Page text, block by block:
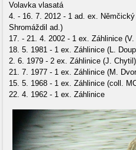
Volavka vlasatá
4. - 16. 7. 2012 - 1 ad. ex.
Shromáždil ad.)
17. - 21. 4. 2002 - 1 ex. Záhlinice
18. 5. 1981 - 1 ex. Záhlinice (L.
2. 6. 1979 - 2 ex. Záhlinice (J. Chytil)
21. 7. 1977 - 1 ex. Záhlinice (M.
15. 5. 1968 - 1 ex. Záhlinice (coll.
22. 4. 1962 - 1 ex. Záhlinice